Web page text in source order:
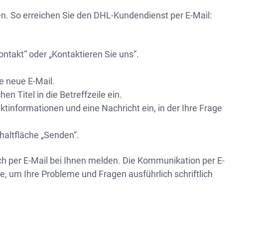
So erreichen Sie den DHL-Kundendienst per E-Mail:
oder „Kontaktieren Sie uns“.
neue E-Mail.
Titel in die Betreffzeile ein.
und eine Nachricht ein, in der Ihre Frage
„Senden“.
per E-Mail bei Ihnen melden. Die Kommunikation per E-
um Ihre Probleme und Fragen ausführlich schriftlich